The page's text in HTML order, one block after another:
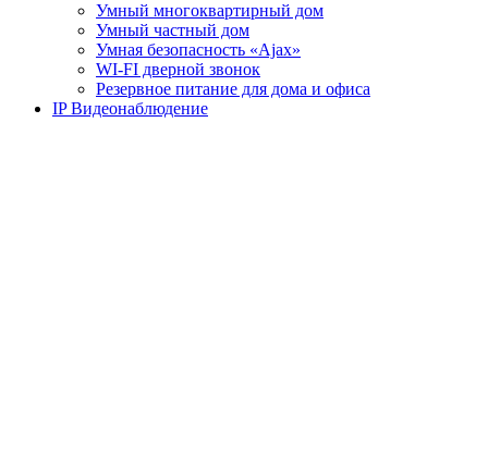
Умный многоквартирный дом
Умный частный дом
Умная безопасность «Ajax»
WI-FI дверной звонок
Резервное питание для дома и офиса
IP Видеонаблюдение